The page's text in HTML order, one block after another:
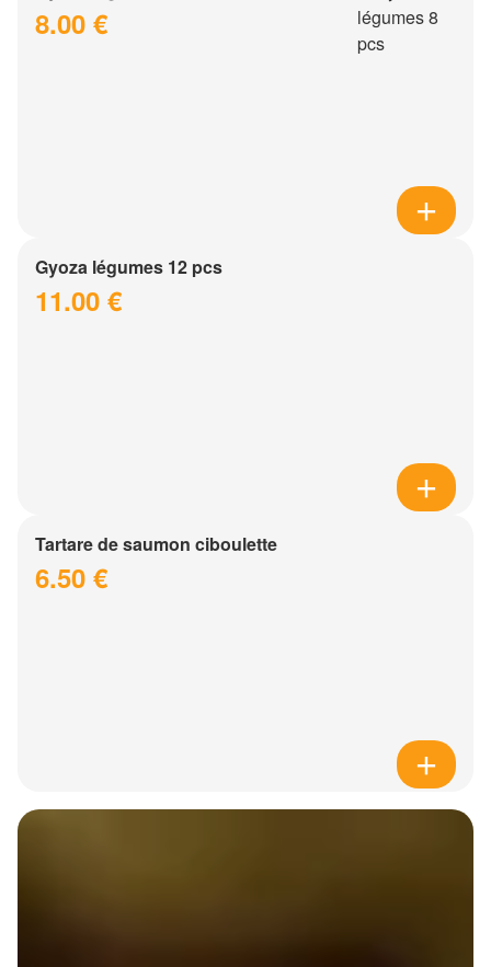
8.00 €
Gyoza légumes 12 pcs
11.00 €
Tartare de saumon ciboulette
6.50 €